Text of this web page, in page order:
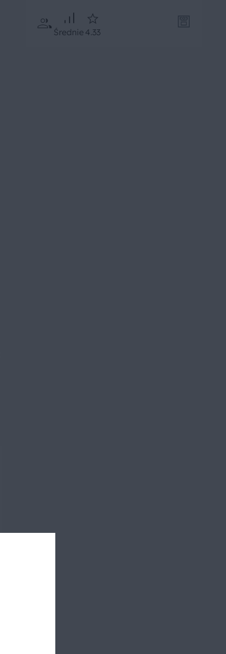
Średnie 4.33